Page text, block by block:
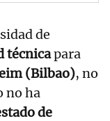
de
técnicapara
(Bilbao), no
no ha
de